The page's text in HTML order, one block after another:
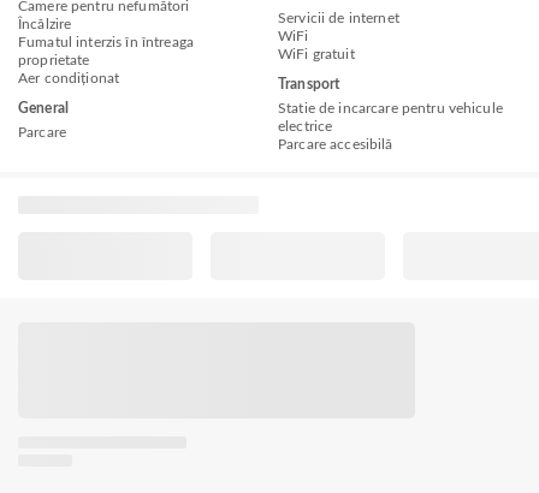
Camere pentru nefumători
Încălzire
Fumatul interzis în întreaga
proprietate
Aer condiționat
General
Parcare
Servicii de internet
WiFi
WiFi gratuit
Transport
Statie de incarcare pentru vehicule
electrice
Parcare accesibilă